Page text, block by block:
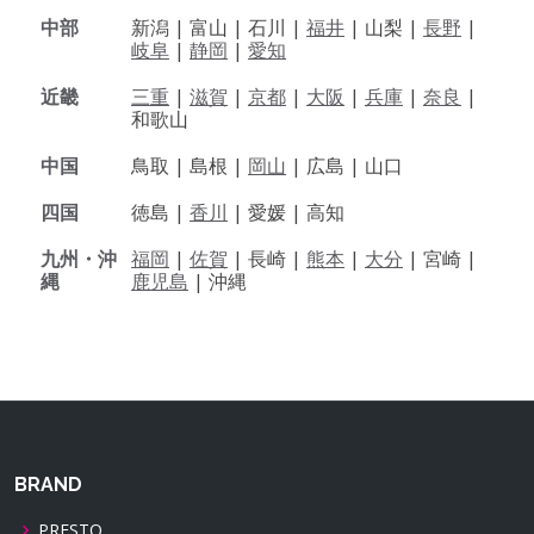
中部 新潟 | 富山 | 石川 | 福井 | 山梨 | 長野 |
岐阜 | 静岡 | 愛知
近畿
三重 | 滋賀 | 京都 | 大阪 | 兵庫 | 奈良 |
和歌山
中国
鳥取 | 島根 | 岡山 | 広島 | 山口
四国
徳島 | 香川 | 愛媛 | 高知
九州・沖
縄
福岡 | 佐賀 | 長崎 | 熊本 | 大分 | 宮崎 |
鹿児島 | 沖縄
BRAND